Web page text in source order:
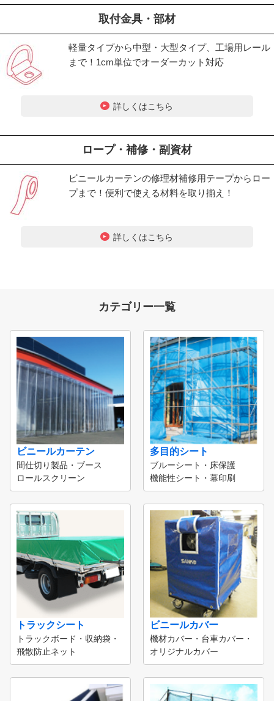
取付金具・部材
軽量タイプから中型・大型タイプ、工場用レール
まで！1cm単位でオーダーカット対応
詳しくはこちら
ロープ・補修・副資材
ビニールカーテンの修理材補修用テープからロー
プまで！便利で使える材料を取り揃え！
詳しくはこちら
カテゴリー一覧
ビニールカーテン
間仕切り製品・ブース
ロールスクリーン
多目的シート
ブルーシート・床保護
機能性シート・幕印刷
トラックシート
トラックボード・収納袋・
飛散防止ネット
ビニールカバー
機材カバー・台車カバー・
オリジナルカバー